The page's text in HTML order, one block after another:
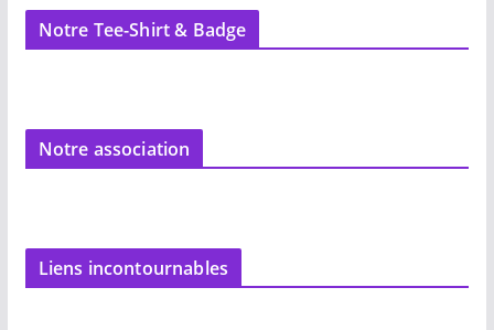
Notre Tee-Shirt & Badge
Notre association
Liens incontournables